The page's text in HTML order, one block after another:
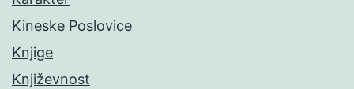
Kineske Poslovice
Knjige
Književnost